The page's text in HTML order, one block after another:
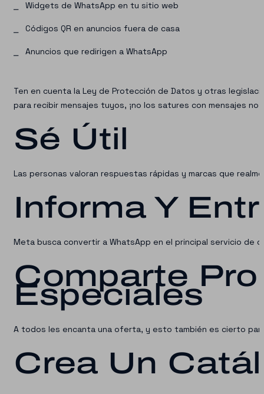
Widgets de WhatsApp en tu sitio web
Códigos QR en anuncios fuera de casa
Anuncios que redirigen a WhatsApp
Ten en cuenta la Ley de Protección de Datos y otras
para recibir mensajes tuyos, ¡no los satures con mensajes no
Sé Útil
Las personas valoran respuestas rápidas y marcas que
Informa Y
Meta busca convertir a WhatsApp en el principal servicio
Comparte
Especiales
A todos les encanta una oferta, y esto también es cierto
Crea Un